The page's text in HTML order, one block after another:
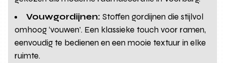
Vouwgordijnen: Stoffen gordijnen die stijlvol
omhoog ‘vouwen’. Een klassieke touch voor ramen,
eenvoudig te bedienen en een mooie textuur in elke
ruimte.